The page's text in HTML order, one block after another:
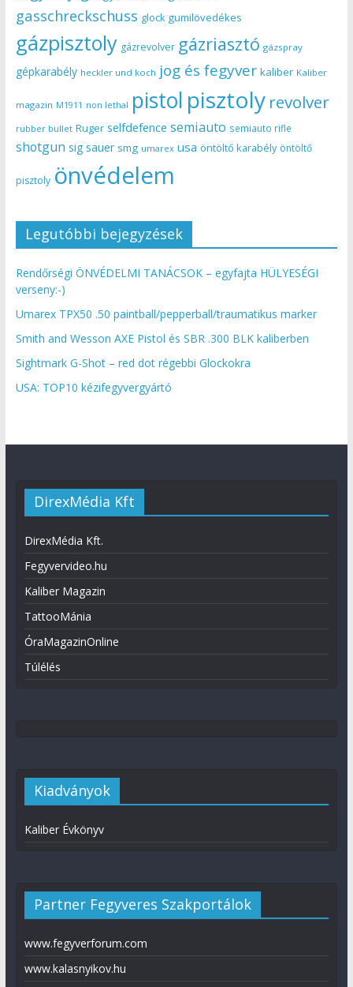
gasschreckschuss glock gumilövedékes
gázpisztoly gázrevolver gázriasztó gázspray
gépkarabély heckler und koch jog és fegyver kaliber Kaliber
magazin M1911 non lethal pistol pisztoly revolver
rubber bullet Ruger selfdefence semiauto semiauto rifle
shotgun sig sauer smg umarex usa öntöltő karabély öntöltő
pisztoly önvédelem
Legutóbbi bejegyzések
Rendőrségi ÖNVÉDELMI TANÁCSOK – egyfajta HÜLYESÉGI
verseny:-)
Umarex TPX50 .50 paintball/pepperball/traumatikus marker
Smith and Wesson AXE Pistol és SBR .300 BLK kaliberben
Sightmark G-Shot – red dot régebbi Glockokra
USA: TOP10 kézifegyvergyártó
DirexMédia Kft
DirexMédia Kft.
Fegyvervideo.hu
Kaliber Magazin
TattooMánia
ÓraMagazinOnline
Túlélés
Kiadványok
Kaliber Évkönyv
Partner Fegyveres Szakportálok
www.fegyverforum.com
www.kalasnyikov.hu